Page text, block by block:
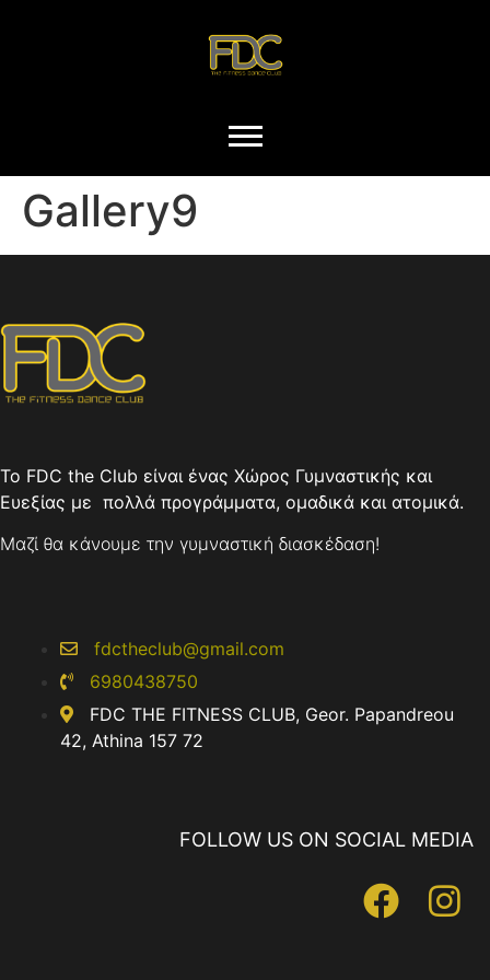
Gallery9
Το FDC the Club είναι ένας Χώρος Γυμναστικής και
Ευεξίας με πολλά προγράμματα, ομαδικά και ατομικά.
Μαζί θα κάνουμε την γυμναστική διασκέδαση!
fdctheclub@gmail.com
6980438750
FDC THE FITNESS CLUB, Geor. Papandreou
42, Athina 157 72
FOLLOW US ON SOCIAL MEDIA